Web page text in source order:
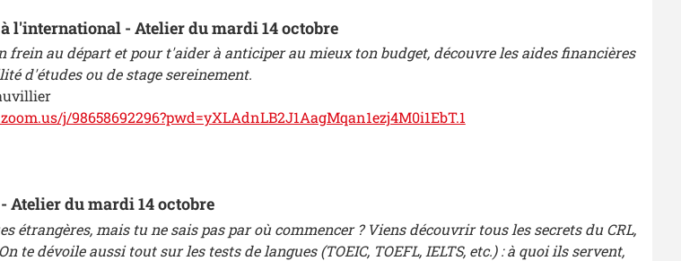
l'international - Atelier du mardi 14 octobre
frein au départ et pour t'aider à anticiper au mieux ton budget, découvre les aides financières
d'études ou de stage sereinement.
j/98658692296?pwd=yXLAdnLB2J1AagMqan1ezj4M0i1EbT.1
Atelier du mardi 14 octobre
étrangères, mais tu ne sais pas par où commencer ? Viens découvrir tous les secrets du CRL,
te dévoile aussi tout sur les tests de langues (TOEIC, TOEFL, IELTS, etc.) : à quoi ils servent,